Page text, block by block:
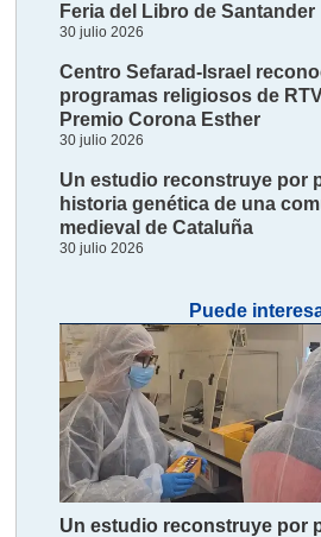
Feria del Libro de Santander
30 julio 2026
Centro Sefarad-Israel
programas religiosos de
Premio Corona Esther
30 julio 2026
Un estudio reconstruye por
historia genética de una
medieval de Cataluña
30 julio 2026
Puede
Un estudio reconstruye por